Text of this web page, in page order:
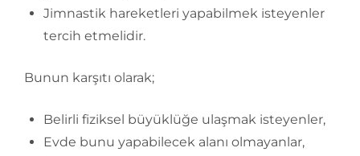
Jimnastik hareketleri yapabilmek isteyenler
tercih etmelidir.
Bunun karşıtı olarak;
Belirli fiziksel büyüklüğe ulaşmak isteyenler,
Evde bunu yapabilecek alanı olmayanlar,